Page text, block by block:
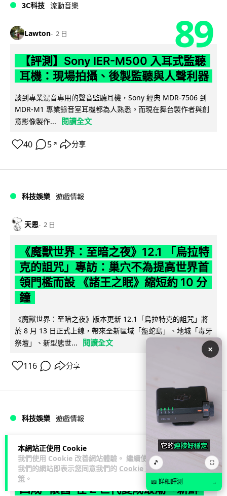
本網站正使用 Cookie
我們使用 Cookie 改善網站體驗。 繼續使用
我們的網站即表示您同意我們的 Cookie 政
策 。
3C科技 流動音樂
Lawton 2 日 89
【評測】Sony IER-M500 入耳式監聽
耳機：現場拍攝、後製監聽與人聲利器
談到專業混音專用的聲音監聽耳機，Sony 經典 MDR-7506 到
MDR-M1 專業錄音室耳機都為人熟悉。而現在舞台製作者與創
意影像製作...
閱讀全文
40 5 ↗ 分享
科技娛樂 遊戲情報
天恩 2 日
《魔獸世界：至暗之夜》12.1 「烏拉特
克的詛咒」專訪：巢穴不為提高世界首
領門檻而設 《諸王之眠》縮短約 10 分
鐘
《魔獸世界：至暗之夜》版本更新 12.1「烏拉特克的詛咒」將
於 8 月 13 日正式上線，帶來全新區域「盤蛇島」、地城「毒牙
祭壇」、新型態世...
閱讀全文
116 分享
科技娛樂 遊戲情報
Lawton 2 日
日本二手遊戲店減 90% 門市 業績反增
四成 "懷舊"在 Z 世代變成最潮「新鮮
×
🎵 ⛶
📖 詳細評測 →